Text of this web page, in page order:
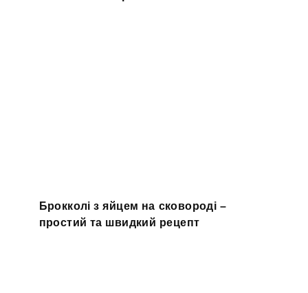
Брокколі з яйцем на сковороді –
простий та швидкий рецепт